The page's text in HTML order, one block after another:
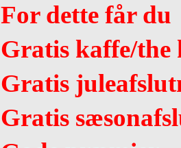
For dette får du
Gratis kaffe/the
Gratis
Gratis